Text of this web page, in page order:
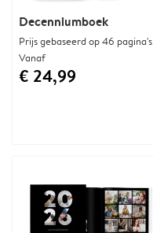
Decenniumboek
Prijs gebaseerd op 46 pagina's
Vanaf
€ 24,99